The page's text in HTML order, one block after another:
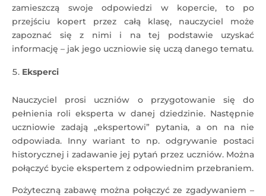
zamieszczą swoje odpowiedzi w kopercie, to po
przejściu kopert przez całą klasę, nauczyciel może
zapoznać się z nimi i na tej podstawie uzyskać
informację – jak jego uczniowie się uczą danego tematu.
Eksperci
Nauczyciel prosi uczniów o przygotowanie się do
pełnienia roli eksperta w danej dziedzinie. Następnie
uczniowie zadają „ekspertowi” pytania, a on na nie
odpowiada. Inny wariant to np. odgrywanie postaci
historycznej i zadawanie jej pytań przez uczniów. Można
połączyć bycie ekspertem z odpowiednim przebraniem.
Pożyteczną zabawę można połączyć ze zgadywaniem –